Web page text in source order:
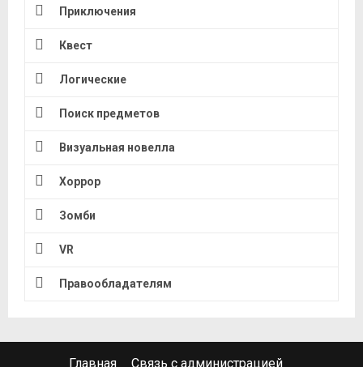
Приключения
Квест
Логические
Поиск предметов
Визуальная новелла
Хоррор
Зомби
VR
Правообладателям
Главная Связь с администрацией